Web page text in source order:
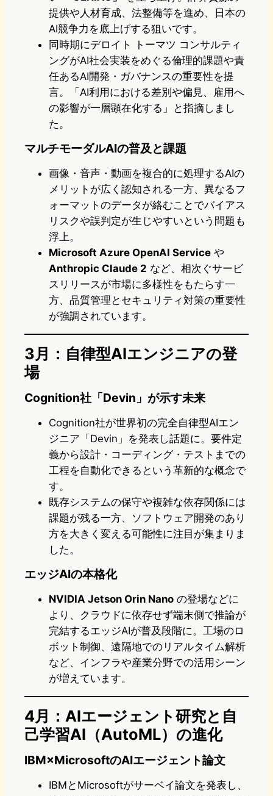
提供や人材育成、法整備等を進め、日本の
AI競争力を底上げする狙いです。
同時期にデロイト トーマツ コンサルティ
ングがAI社会実装をめぐる倫理的課題や責
任あるAI開発・ガバナンスの重要性を提
言。「AI利用における差別や偏見、雇用へ
の影響が一層顕在化する」と指摘しまし
た。
マルチモーダルAIの普及と課題
画像・音声・動画を複合的に処理するAIの
メリットが広く認知される一方、異なるフ
ォーマットのデータが絡むことでバイアス
リスクや誤判定が生じやすいという問題も
浮上。
Microsoft Azure OpenAI Service や
Anthropic Claude 2 など、相次ぐサービ
スリリースが市場に多様性をもたらす一
方、品質管理とセキュリティ対策の重要性
が強調されています。
3月：自律型AIエンジニアの登
場
Cognition社「Devin」が示す未来
Cognition社が世界初の完全自律型AIエン
ジニア「Devin」を発表し話題に。要件定
義から設計・コーディング・テストまでの
工程を自動化できるという革新的な概念で
す。
既存システムの保守や複雑な依存関係には
課題が残る一方、ソフトウェア開発のあり
方を大きく変える可能性に注目が集まりま
した。
エッジAIの本格化
NVIDIA Jetson Orin Nano の登場などに
より、クラウドに依存せず端末側で推論が
完結するエッジAIが普及段階に。工場のロ
ボット制御、遠隔地でのリアルタイム解析
など、インフラや産業分野での活用シーン
が増えています。
4月：AIエージェント研究と自
己学習AI（AutoML）の進化
IBM×MicrosoftのAIエージェント論文
IBMとMicrosoftがサーベイ論文を発表し、